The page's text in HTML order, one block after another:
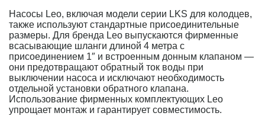
Насосы Leo, включая модели серии LKS для колодцев,
также используют стандартные присоединительные
размеры. Для бренда Leo выпускаются фирменные
всасывающие шланги длиной 4 метра с
присоединением 1″ и встроенным донным клапаном —
они предотвращают обратный ток воды при
выключении насоса и исключают необходимость
отдельной установки обратного клапана.
Использование фирменных комплектующих Leo
упрощает монтаж и гарантирует совместимость.